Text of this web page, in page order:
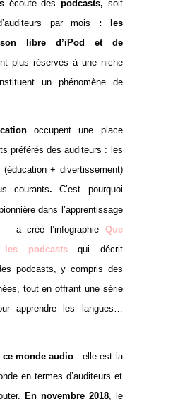
écoute des podcasts, soit
par mois : les
libre d’iPod et de
plus réservés à une niche
un phénomène de
occupent une place
préférés des auditeurs : les
(éducation + divertissement)
courants.C’est pourquoi
dans l’apprentissage
a créé l’infographie Que
les podcastsqui décrit
podcasts, y compris des
tout en offrant une série
apprendre les langues…
ce monde audio : elle est la
en termes d’auditeurs et
En novembre 2018, le